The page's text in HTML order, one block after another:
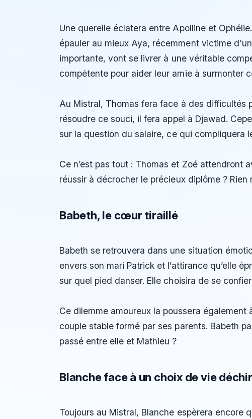
Une querelle éclatera entre Apolline et
épauler au mieux Aya, récemment victime
importante, vont se livrer à une véritable
compétente pour aider leur amie à surmonter
Au Mistral, Thomas fera face à des difficultés
résoudre ce souci, il fera appel à Djawad.
sur la question du salaire, ce qui compliquera
Ce n’est pas tout : Thomas et Zoé attendront
réussir à décrocher le précieux diplôme ?
Babeth, le cœur tiraillé
Babeth se retrouvera dans une situation
envers son mari Patrick et l’attirance qu’elle
sur quel pied danser. Elle choisira de se
Ce dilemme amoureux la poussera
couple stable formé par ses parents. Babeth
passé entre elle et Mathieu ?
Blanche face à un choix de vie
Toujours au Mistral, Blanche espèrera encore